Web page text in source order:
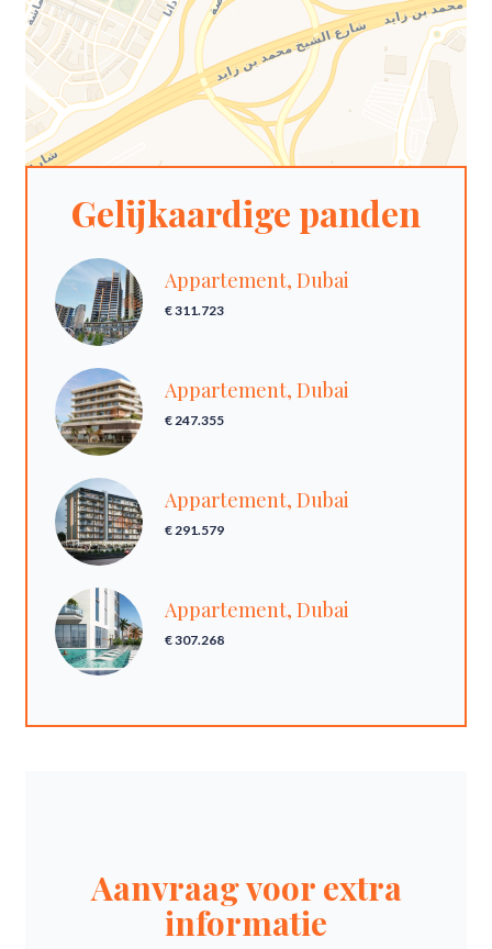
Gelijkaardige panden
Appartement, Dubai
€ 311.723
Appartement, Dubai
€ 247.355
Appartement, Dubai
€ 291.579
Appartement, Dubai
€ 307.268
Aanvraag voor extra
informatie